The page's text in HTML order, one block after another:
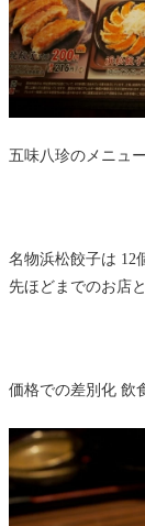
五味八珍のメニュ
名物浜松餃子は 12
先ほどまでのお店
価格での差別化 飲